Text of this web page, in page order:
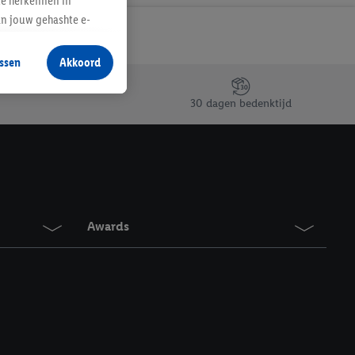
30 dagen bedenktijd
Awards
jouw gehashte e-
producten waarin je
te plaatsen
verschillende
kunnen worden
vergelijkbare
in te
Akkoord